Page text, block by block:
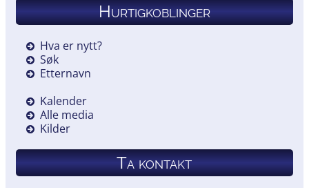
Hurtigkoblinger
Hva er nytt?
Søk
Etternavn
Kalender
Alle media
Kilder
Ta kontakt